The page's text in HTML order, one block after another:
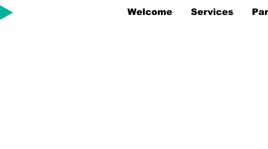
Welcome Services